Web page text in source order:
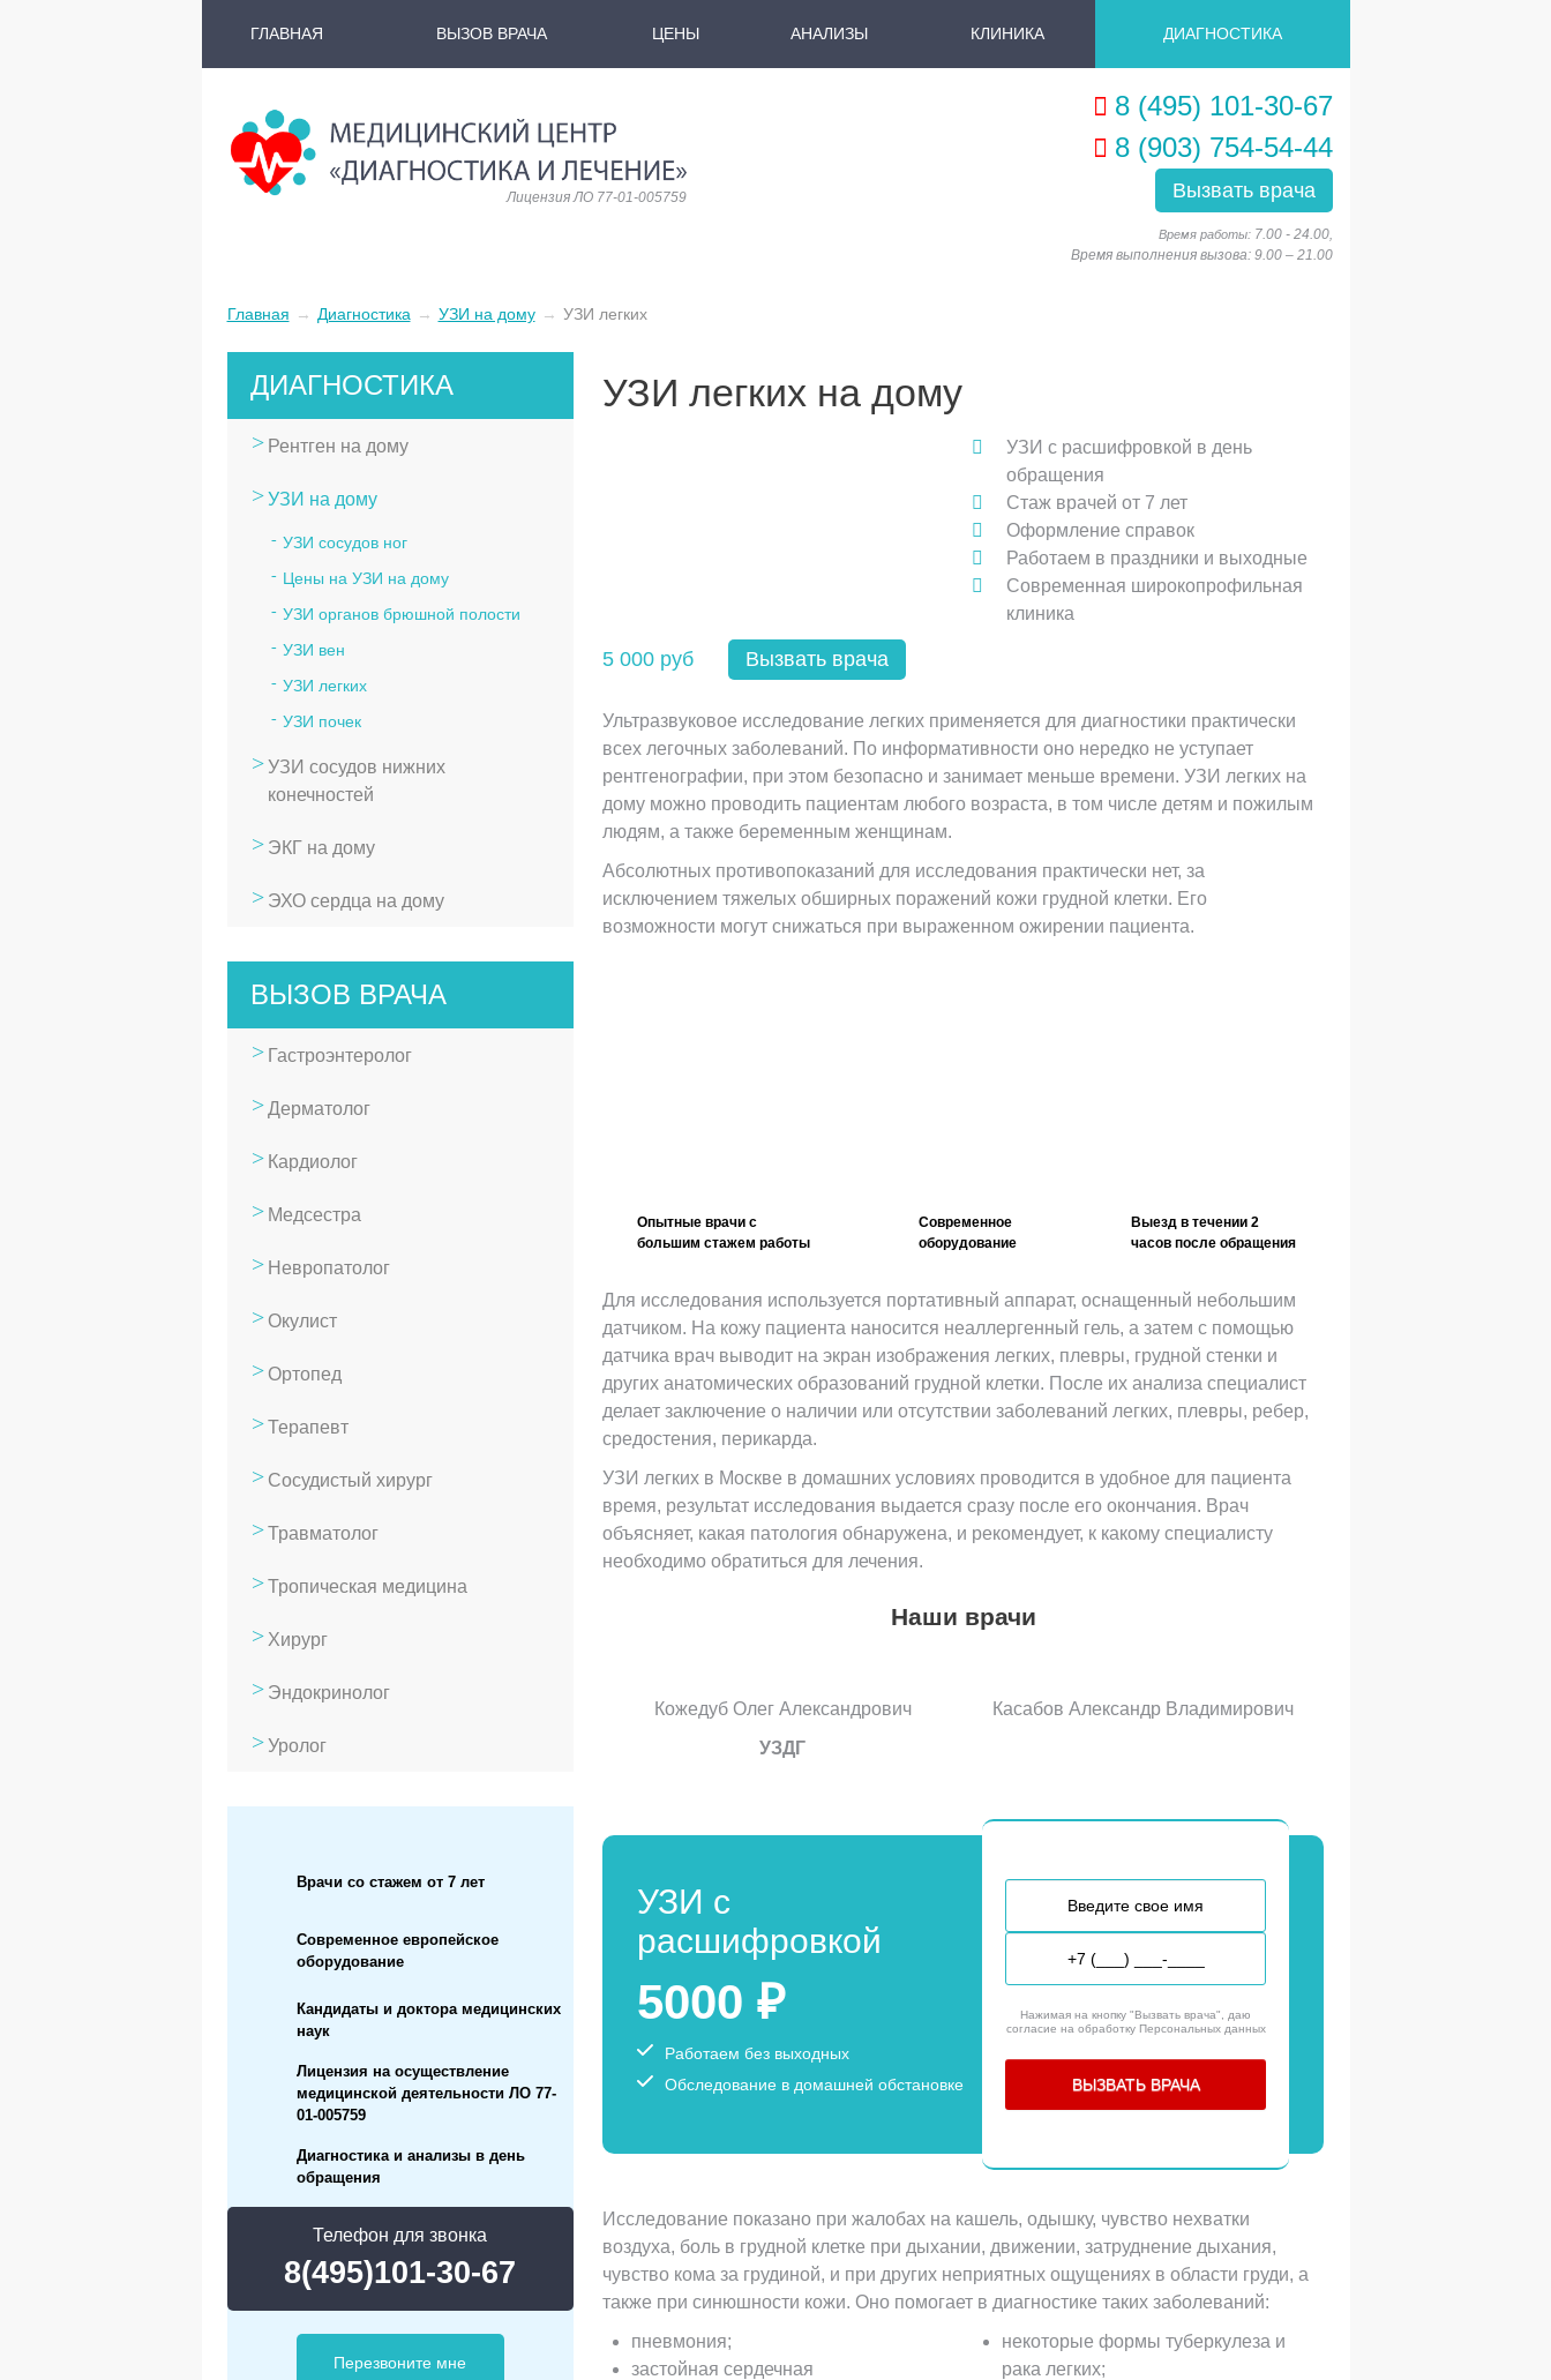
ГЛАВНАЯ ВЫЗОВ ВРАЧА ЦЕНЫ АНАЛИЗЫ КЛИНИКА ДИАГНОСТИКА
Лицензия ЛО 77-01-005759
8 (495) 101-30-67
8 (903) 754-54-44
Вызвать врача
Время работы: 7.00 - 24.00,
Время выполнения вызова: 9.00 – 21.00
Главная → Диагностика → УЗИ на дому → УЗИ легких
ДИАГНОСТИКА
Рентген на дому
УЗИ на дому
УЗИ сосудов ног
Цены на УЗИ на дому
УЗИ органов брюшной полости
УЗИ вен
УЗИ легких
УЗИ почек
УЗИ сосудов нижних
конечностей
ЭКГ на дому
ЭХО сердца на дому
ВЫЗОВ ВРАЧА
Гастроэнтеролог
Дерматолог
Кардиолог
Медсестра
Невропатолог
Окулист
Ортопед
Терапевт
Сосудистый хирург
Травматолог
Тропическая медицина
Хирург
Эндокринолог
Уролог
Врачи со стажем от 7 лет
Современное европейское
оборудование
Кандидаты и доктора медицинских
наук
Лицензия на осуществление
медицинской деятельности ЛО 77-
01-005759
Диагностика и анализы в день
обращения
Телефон для звонка
8(495)101-30-67
Перезвоните мне
УЗИ легких на дому
УЗИ с расшифровкой в день
обращения
Стаж врачей от 7 лет
Оформление справок
Работаем в праздники и выходные
Современная широкопрофильная
клиника
5 000 руб Вызвать врача
Ультразвуковое исследование легких применяется для диагностики практически
всех легочных заболеваний. По информативности оно нередко не уступает
рентгенографии, при этом безопасно и занимает меньше времени. УЗИ легких на
дому можно проводить пациентам любого возраста, в том числе детям и пожилым
людям, а также беременным женщинам.
Абсолютных противопоказаний для исследования практически нет, за
исключением тяжелых обширных поражений кожи грудной клетки. Его
возможности могут снижаться при выраженном ожирении пациента.
Опытные врачи с
большим стажем работы
Современное
оборудование
Выезд в течении 2
часов после обращения
Для исследования используется портативный аппарат, оснащенный небольшим
датчиком. На кожу пациента наносится неаллергенный гель, а затем с помощью
датчика врач выводит на экран изображения легких, плевры, грудной стенки и
других анатомических образований грудной клетки. После их анализа специалист
делает заключение о наличии или отсутствии заболеваний легких, плевры, ребер,
средостения, перикарда.
УЗИ легких в Москве в домашних условиях проводится в удобное для пациента
время, результат исследования выдается сразу после его окончания. Врач
объясняет, какая патология обнаружена, и рекомендует, к какому специалисту
необходимо обратиться для лечения.
Наши врачи
Кожедуб Олег Александрович
УЗДГ
Касабов Александр Владимирович
УЗИ с
расшифровкой
5000 ₽
Работаем без выходных
Обследование в домашней обстановке
Нажимая на кнопку "Вызвать врача", даю
согласие на обработку Персональных данных
ВЫЗВАТЬ ВРАЧА
Исследование показано при жалобах на кашель, одышку, чувство нехватки
воздуха, боль в грудной клетке при дыхании, движении, затруднение дыхания,
чувство кома за грудиной, и при других неприятных ощущениях в области груди, а
также при синюшности кожи. Оно помогает в диагностике таких заболеваний:
пневмония;
застойная сердечная
некоторые формы туберкулеза и
рака легких;